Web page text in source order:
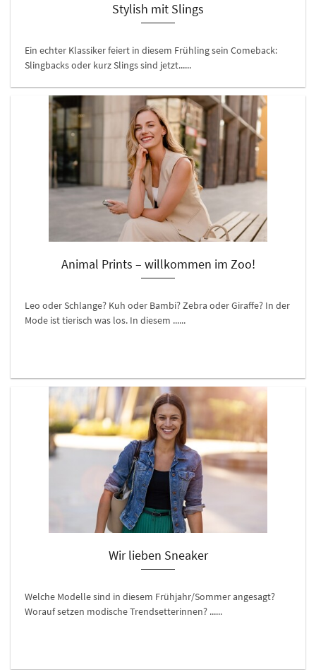
Stylish mit Slings
Ein echter Klassiker feiert in diesem Frühling sein Comeback:
Slingbacks oder kurz Slings sind jetzt......
Animal Prints – willkommen im Zoo!
Leo oder Schlange? Kuh oder Bambi? Zebra oder Giraffe? In der
Mode ist tierisch was los. In diesem ......
Wir lieben Sneaker
Welche Modelle sind in diesem Frühjahr/Sommer angesagt?
Worauf setzen modische Trendsetterinnen? ......